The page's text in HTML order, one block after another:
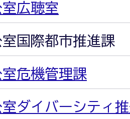
広聴室
国際都市推進課
危機管理課
ダイバーシティ